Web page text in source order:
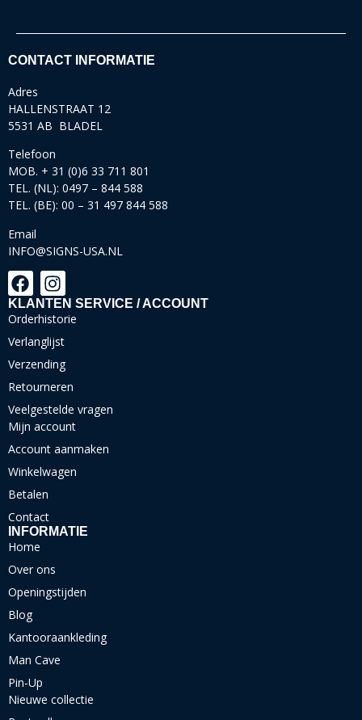
CONTACT INFORMATIE
Adres
HALLENSTRAAT 12
5531 AB BLADEL
Telefoon
MOB. + 31 (0)6 33 711 801
TEL. (NL): 0497 – 844 588
TEL. (BE): 00 – 31 497 844 588
Email
INFO@SIGNS-USA.NL
KLANTEN SERVICE / ACCOUNT
Orderhistorie
Verlanglijst
Verzending
Retourneren
Veelgestelde vragen
Mijn account
Account aanmaken
Winkelwagen
Betalen
Contact
INFORMATIE
Home
Over ons
Openingstijden
Blog
Kantooraankleding
Man Cave
Pin-Up
Nieuwe collectie